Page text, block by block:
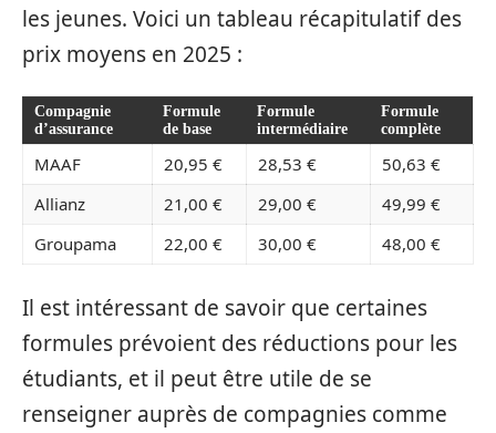
les jeunes. Voici un tableau récapitulatif des
prix moyens en 2025 :
Compagnie
d’assurance
Formule
de base
Formule
intermédiaire
Formule
complète
MAAF 20,95 € 28,53 €
50,63 €
Allianz
21,00 € 29,00 €
49,99 €
Groupama
22,00 € 30,00 € 48,00 €
Il est intéressant de savoir que certaines
formules prévoient des réductions pour les
étudiants, et il peut être utile de se
renseigner auprès de compagnies comme